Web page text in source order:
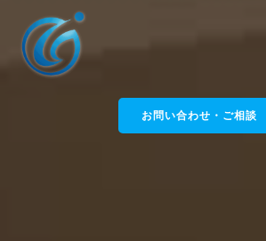
ツ
へ
ス
お問い合わせ・ご相談